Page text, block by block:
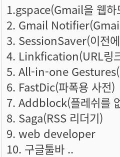
1.gspace(Gmail을 웹하
2. Gmail
3. SessionSaver(이전
4. Linkfication(URL링
5. All-in-one Gestures(
6. FastDic(파폭용 사전)
7. Addblock(플레쉬를
8. Saga(RSS 리더기)
9. web developer
10. 구글툴바 ..